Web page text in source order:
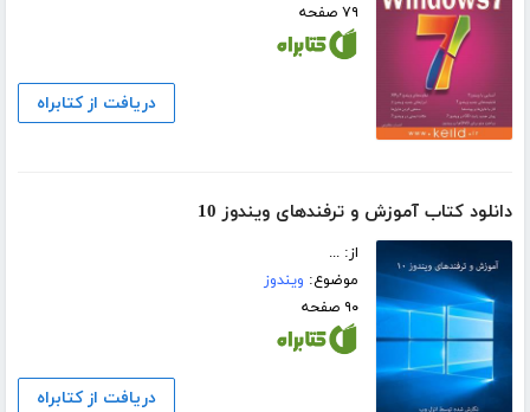
۷۹ صفحه
دریافت از کتابراه
دانلود کتاب آموزش و ترفندهای ویندوز 10
از: ...
موضوع: ویندوز
۹۰ صفحه
دریافت از کتابراه